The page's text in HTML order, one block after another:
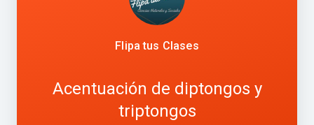
Flipa tus Clases
Acentuación de diptongos y
triptongos